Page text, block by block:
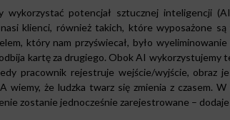
wykorzystać potencjał sztucznej inteligencji
klienci, również takich, które wyposażone
który nam przyświecał, było
kartę za drugiego. Obok AI wykorzystujemy
pracownik rejestruje wejście/wyjście,
wiemy, że ludzka twarz się zmienia z czasem.
zostanie jednocześnie zarejestrowane –